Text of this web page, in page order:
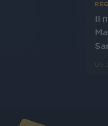
Il